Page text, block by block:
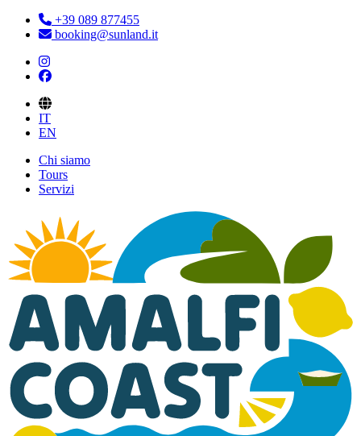
+39 089 877455
booking@sunland.it
IT
EN
Chi siamo
Tours
Servizi